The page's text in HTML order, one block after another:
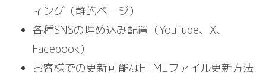
ィング（静的ページ）
各種SNSの埋め込み配置（YouTube、X、
Facebook）
お客様での更新可能なHTMLファイル更新方法